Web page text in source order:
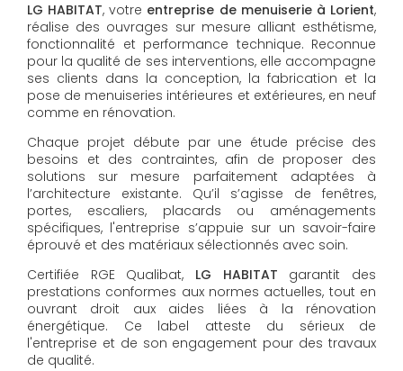
LG HABITAT, votre entreprise de menuiserie à Lorient,
réalise des ouvrages sur mesure alliant esthétisme,
fonctionnalité et performance technique. Reconnue
pour la qualité de ses interventions, elle accompagne
ses clients dans la conception, la fabrication et la
pose de menuiseries intérieures et extérieures, en neuf
comme en rénovation.
Chaque projet débute par une étude précise des
besoins et des contraintes, afin de proposer des
solutions sur mesure parfaitement adaptées à
l’architecture existante. Qu’il s’agisse de fenêtres,
portes, escaliers, placards ou aménagements
spécifiques, l'entreprise s’appuie sur un savoir-faire
éprouvé et des matériaux sélectionnés avec soin.
Certifiée RGE Qualibat, LG HABITAT garantit des
prestations conformes aux normes actuelles, tout en
ouvrant droit aux aides liées à la rénovation
énergétique. Ce label atteste du sérieux de
l'entreprise et de son engagement pour des travaux
de qualité.